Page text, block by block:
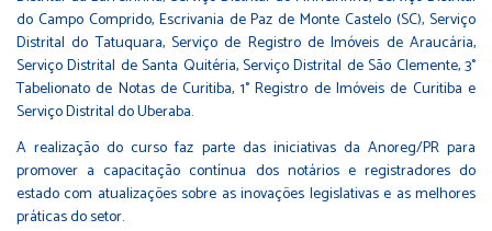
do Campo Comprido, Escrivania de Paz de Monte Castelo (SC), Serviço
Distrital do Tatuquara, Serviço de Registro de Imóveis de Araucária,
Serviço Distrital de Santa Quitéria, Serviço Distrital de São Clemente, 3°
Tabelionato de Notas de Curitiba, 1° Registro de Imóveis de Curitiba e
Serviço Distrital do Uberaba.
A realização do curso faz parte das iniciativas da Anoreg/PR para
promover a capacitação contínua dos notários e registradores do
estado com atualizações sobre as inovações legislativas e as melhores
práticas do setor.